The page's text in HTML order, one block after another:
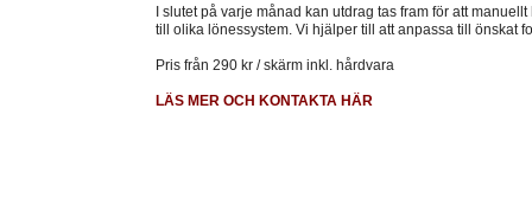
I slutet på varje månad kan utdrag tas fram för att
till olika lönessystem. Vi hjälper till att anpassa till önskat
Pris från 290 kr / skärm inkl. hårdvara
LÄS MER OCH KONTAKTA HÄR